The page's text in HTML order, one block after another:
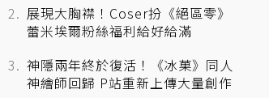
展現大胸襟！Coser扮《絕區零》
蕾米埃爾粉絲福利給好給滿
神隱兩年終於復活！《冰菓》同人
神繪師回歸 P站重新上傳大量創作